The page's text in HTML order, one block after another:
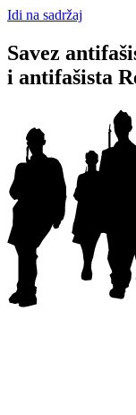
Idi na sadržaj
Savez
i antifašista